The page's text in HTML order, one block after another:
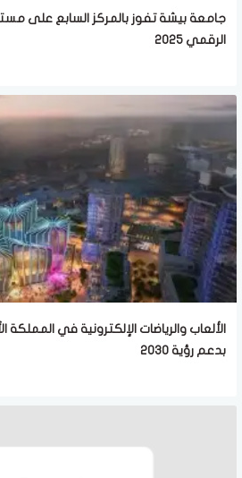
جامعة بيشة تفوز بالمركز السابع على
الرقمي 2025
الألعاب والرياضات الإلكترونية في المملكة
بدعم رؤية 2030